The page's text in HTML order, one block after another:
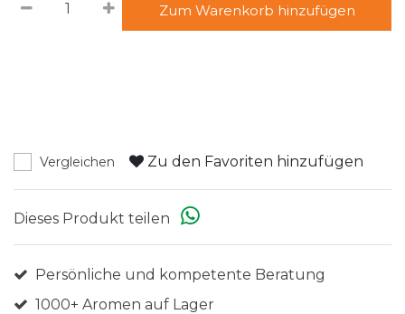
Zum Warenkorb hinzufügen
Vergleichen Zu den Favoriten hinzufügen
Dieses Produkt teilen
Persönliche und kompetente Beratung
1000+ Aromen auf Lager